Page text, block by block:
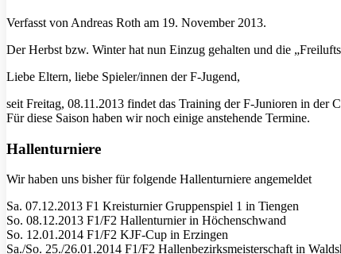
Verfasst von Andreas Roth am 19. November 2013.
Der Herbst bzw. Winter hat nun Einzug gehalten und die
Liebe Eltern, liebe Spieler/innen der F-Jugend,
seit Freitag, 08.11.2013 findet das Training der F-Junioren in der
Für diese Saison haben wir noch einige anstehende Termine.
Hallenturniere
Wir haben uns bisher für folgende Hallenturniere angemeldet
Sa. 07.12.2013 F1 Kreisturnier Gruppenspiel 1 in Tiengen
So. 08.12.2013 F1/F2 Hallenturnier in Höchenschwand
So. 12.01.2014 F1/F2 KJF-Cup in Erzingen
Sa./So. 25./26.01.2014 F1/F2 Hallenbezirksmeisterschaft in